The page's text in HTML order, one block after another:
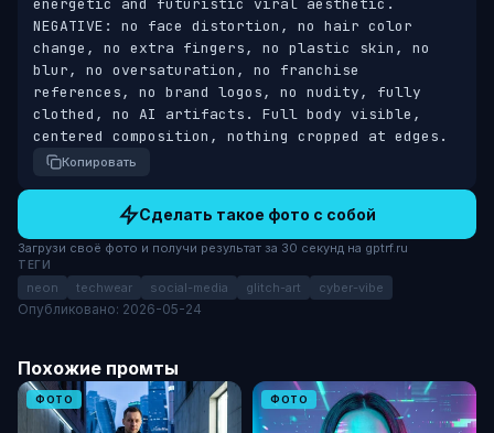
energetic and futuristic viral aesthetic.
NEGATIVE: no face distortion, no hair color
change, no extra fingers, no plastic skin, no
blur, no oversaturation, no franchise
references, no brand logos, no nudity, fully
clothed, no AI artifacts. Full body visible,
centered composition, nothing cropped at edges.
Копировать
Сделать такое фото с собой
Загрузи своё фото и получи результат за 30 секунд на gptrf.ru
ТЕГИ
neon techwear social-media glitch-art cyber-vibe
Опубликовано: 2026-05-24
Похожие промты
ФОТО ФОТО